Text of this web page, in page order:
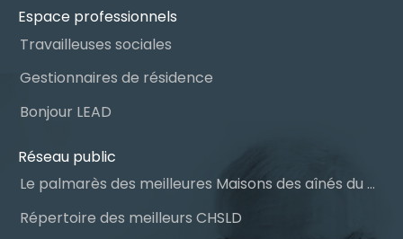
Espace professionnels
Travailleuses sociales
Gestionnaires de résidence
Bonjour LEAD
Réseau public
Le palmarès des meilleures Maisons des aînés du Québec
Répertoire des meilleurs CHSLD